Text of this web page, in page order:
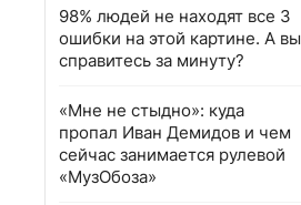
98% людей не находят все 3
ошибки на этой картине. А вы
справитесь за минуту?
«Мне не стыдно»: куда
пропал Иван Демидов и чем
сейчас занимается рулевой
«МузОбоза»